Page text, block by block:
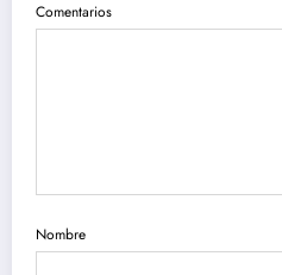
Comentarios
Nombre